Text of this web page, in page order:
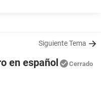
Siguiente Tema
en español Cerrado